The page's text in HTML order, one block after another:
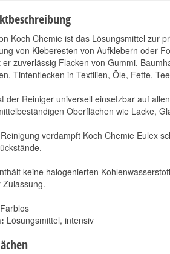
Koch Chemie ist das Lösungsmittel zur
von Kleberesten von Aufklebern oder
er zuverlässig Flacken von Gummi,
Tintenflecken in Textilien, Öle, Fette,
der Reiniger universell einsetzbar auf allen
Oberflächen wie Lacke,
verdampft Koch Chemie Eulex
keine halogenierten
Zulassung.
Farblos
Lösungsmittel, intensiv
1L
23,90 € *